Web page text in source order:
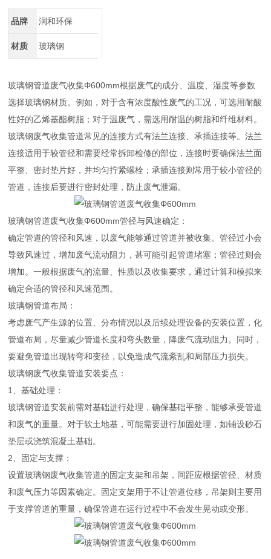
品牌 润和环保
材质 玻璃钢
玻璃钢管道废气收集Φ600mm根据废气的成分、温度、湿度等参数
选择玻璃钢材质。例如，对于含有浓度酸性废气的工况，可选用耐酸
性好的乙烯基酯树脂；对于温废气，需选用耐温的树脂和纤维材料。
玻璃钢废气收集管道常见的连接方式有法兰连接、承插连接等。法兰
连接适用于较管径和需要经常拆卸检修的部位，连接时要确保法兰面
平整、密封垫片好，并均匀拧紧螺栓；承插连接则常用于较小管径的
管道，连接后要进行密封处理，防止废气泄漏。
玻璃钢管道废气收集Φ600mm管径与风速确定：
确定管道的管径和风速，以废气能够通过管道并被收集。管径过小会
导致风速过，增加废气流动阻力，甚可能引起管道堵塞；管径过则会
增加。一般根据废气的流量、性质以及收集要求，通过计算和模拟来
确定合适的管径和风速范围。
玻璃钢管道布局：
考虑废气产生源的位置、分布情况以及后续处理设备的安装位置，化
管道布局，尽量减少管道长度和弯头数量，降废气流动阻力。同时，
要避免管道出现转弯和变径，以免造成气流紊乱和局部压力损失。
玻璃钢废气收集管道安装要点：
1、基础处理：
玻璃钢管道安装前需对基础进行处理，确保基础平整，能够承受管道
和废气的重量。对于软土地基，可能需要进行加固处理，如铺设砂石
垫层或浇筑混凝土基础。
2、固定与支撑：
设置玻璃钢废气收集管道的固定支架和吊架，间距应根据管径、材质
和废气压力等因素确定。固定支架用于不让管道位移，吊架则主要用
于支撑管道的重量，确保管道在运行过程中不会发生晃动或变形。